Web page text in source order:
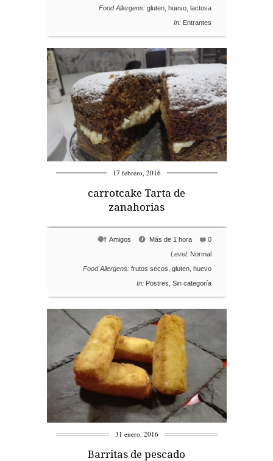
Food Allergens: gluten, huevo, lactosa
In: Entrantes
17 febrero, 2016
carrotcake Tarta de
zanahorias
0
Más de 1 hora
Amigos
Level: Normal
Food Allergens: frutos secos gluten, huevo
In: Postres Sin categoría
31 enero, 2016
Barritas de pescado